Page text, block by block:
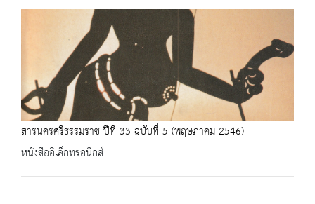
สารนครศรีธรรมราช ปีที่ 33 ฉบับที่ 5 (พฤษภาคม 2546)
หนังสืออิเล็กทรอนิกส์